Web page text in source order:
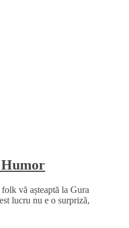
vă așteaptă la Gura
lucru nu e o surpriză,